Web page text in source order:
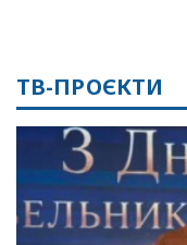
ТВ-ПРОЄКТИ